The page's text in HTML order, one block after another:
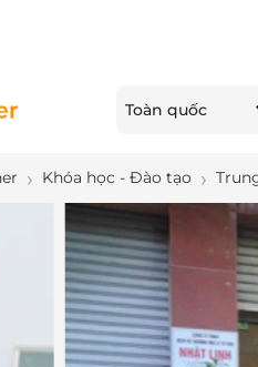
Toàn quốc
Khóa học - Đào tạo